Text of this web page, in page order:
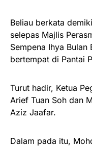
Beliau berkata
selepas Majlis
Sempena Ihya Bulan
bertempat di Pantai
Turut hadir, Ketua
Arief Tuan Soh dan
Aziz Jaafar.
Dalam pada itu,